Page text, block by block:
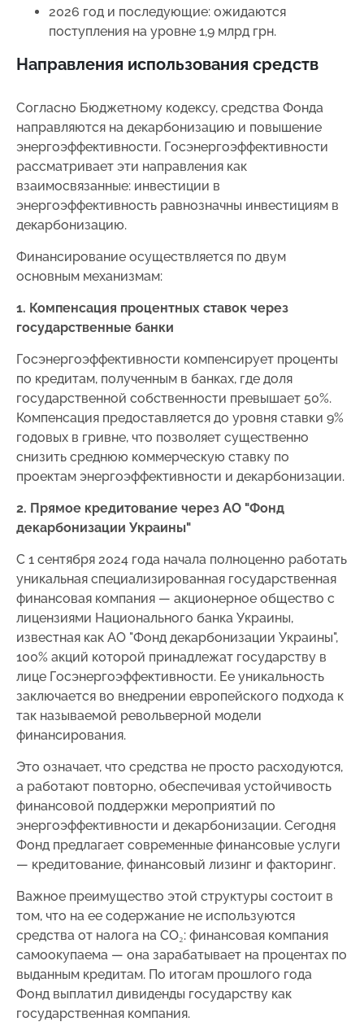
2026 год и последующие: ожидаются
поступления на уровне 1,9 млрд грн.
Направления использования средств
Согласно Бюджетному кодексу, средства Фонда
направляются на декарбонизацию и повышение
энергоэффективности. Госэнергоэффективности
рассматривает эти направления как
взаимосвязанные: инвестиции в
энергоэффективность равнозначны инвестициям в
декарбонизацию.
Финансирование осуществляется по двум
основным механизмам:
1. Компенсация процентных ставок через
государственные банки
Госэнергоэффективности компенсирует проценты
по кредитам, полученным в банках, где доля
государственной собственности превышает 50%.
Компенсация предоставляется до уровня ставки 9%
годовых в гривне, что позволяет существенно
снизить среднюю коммерческую ставку по
проектам энергоэффективности и декарбонизации.
2. Прямое кредитование через АО "Фонд
декарбонизации Украины"
С 1 сентября 2024 года начала полноценно работать
уникальная специализированная государственная
финансовая компания — акционерное общество с
лицензиями Национального банка Украины,
известная как АО "Фонд декарбонизации Украины",
100% акций которой принадлежат государству в
лице Госэнергоэффективности. Ее уникальность
заключается во внедрении европейского подхода к
так называемой револьверной модели
финансирования.
Это означает, что средства не просто расходуются,
а работают повторно, обеспечивая устойчивость
финансовой поддержки мероприятий по
энергоэффективности и декарбонизации. Сегодня
Фонд предлагает современные финансовые услуги
— кредитование, финансовый лизинг и факторинг.
Важное преимущество этой структуры состоит в
том, что на ее содержание не используются
средства от налога на CO₂: финансовая компания
самоокупаема — она зарабатывает на процентах по
выданным кредитам. По итогам прошлого года
Фонд выплатил дивиденды государству как
государственная компания.